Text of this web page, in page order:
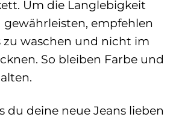
Um die Langlebigkeit
gewährleisten, empfehlen
zu waschen und nicht im
So bleiben Farbe und
du deine neue Jeans lieben